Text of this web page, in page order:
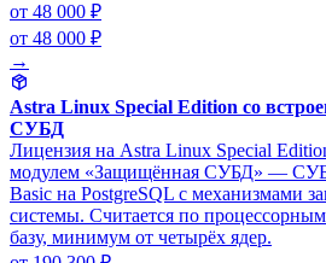
от 48 000 ₽
от 48 000 ₽
→
Astra Linux Special Edition со
СУБД
Лицензия на Astra Linux Special
модулем «Защищённая СУБД» —
Basic на PostgreSQL с механизмами
системы. Считается по
базу, минимум от четырёх ядер.